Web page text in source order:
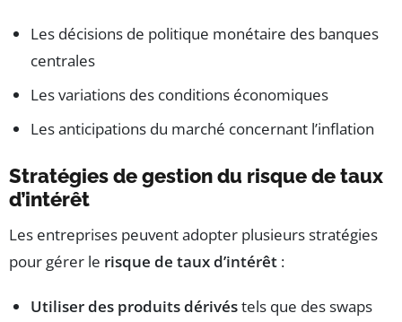
Les décisions de politique monétaire des banques
centrales
Les variations des conditions économiques
Les anticipations du marché concernant l’inflation
Stratégies de gestion du risque de taux
d’intérêt
Les entreprises peuvent adopter plusieurs stratégies
pour gérer le risque de taux d’intérêt :
Utiliser des produits dérivéstels que des swaps